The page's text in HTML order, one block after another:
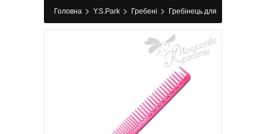
Головна > Y.S.Park > Гребені > Гребінець для
стрижки 333 pink Y.S.Park